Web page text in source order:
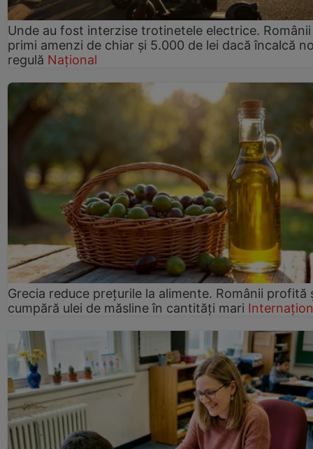
Unde au fost interzise trotinetele electrice.
primi amenzi de chiar și 5.000 de lei dacă încalcă
regulă Național
Grecia reduce prețurile la alimente. Românii profită
cumpără ulei de măsline în cantități mari